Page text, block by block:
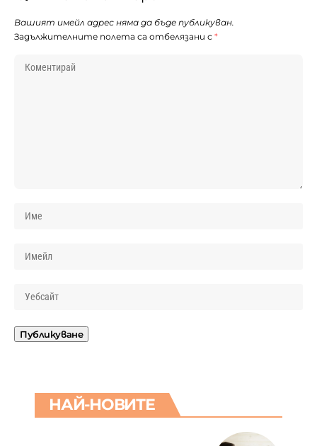
Вашият имейл адрес няма да бъде публикуван.
Задължителните полета са отбелязани с *
НАЙ-НОВИТЕ